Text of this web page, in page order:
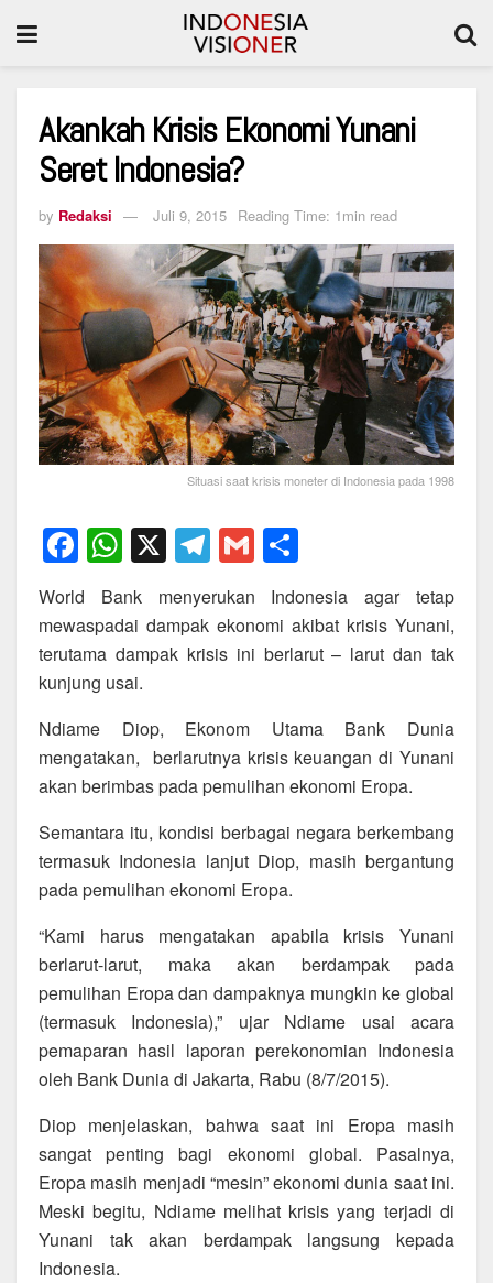
Akankah Krisis Ekonomi Yunani
Seret Indonesia?
by Redaksi Juli 9, 2015 Reading Time: 1min read
Situasi saat krisis moneter di Indonesia pada 1998
F
a
c
e
b
o
o
k
W
h
at
s
A
p
p
X T
el
e
gr
m
G
m
ail
h
ar
e
World Bank menyerukan Indonesia agar tetap
mewaspadai dampak ekonomi akibat krisis Yunani,
terutama dampak krisis ini berlarut – larut dan tak
kunjung usai.
Ndiame Diop, Ekonom Utama Bank Dunia
mengatakan, berlarutnya krisis keuangan di Yunani
akan berimbas pada pemulihan ekonomi Eropa.
Semantara itu, kondisi berbagai negara berkembang
termasuk Indonesia lanjut Diop, masih bergantung
pada pemulihan ekonomi Eropa.
“Kami harus mengatakan apabila krisis Yunani
berlarut-larut, maka akan berdampak pada
pemulihan Eropa dan dampaknya mungkin ke global
(termasuk Indonesia),” ujar Ndiame usai acara
pemaparan hasil laporan perekonomian Indonesia
oleh Bank Dunia di Jakarta, Rabu (8/7/2015).
Diop menjelaskan, bahwa saat ini Eropa masih
sangat penting bagi ekonomi global. Pasalnya,
Eropa masih menjadi “mesin” ekonomi dunia saat ini.
Meski begitu, Ndiame melihat krisis yang terjadi di
Yunani tak akan berdampak langsung kepada
Indonesia.